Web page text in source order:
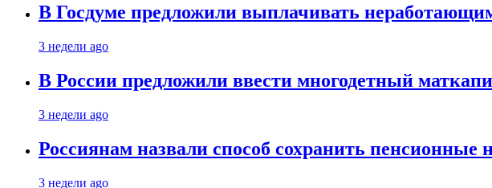
В Госдуме предложили выплачивать
3 недели ago
В России предложили ввести многодетный
3 недели ago
Россиянам назвали способ сохранить пенсионные
3 недели ago